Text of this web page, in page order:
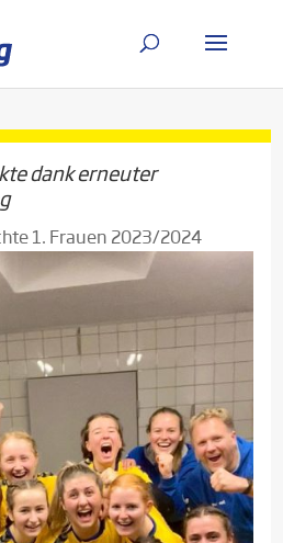
dank erneuter
1. Frauen 2023/2024